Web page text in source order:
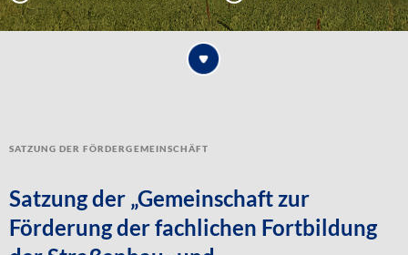
Satzung der Fördergemeinschäft
Satzung der „Gemeinschaft zur
Förderung der fachlichen Fortbildung